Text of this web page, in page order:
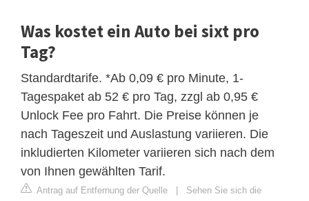
Was kostet ein Auto bei sixt pro
Tag?
Standardtarife. *Ab 0,09 € pro Minute, 1-
Tagespaket ab 52 € pro Tag, zzgl ab 0,95 €
Unlock Fee pro Fahrt. Die Preise können je
nach Tageszeit und Auslastung variieren. Die
inkludierten Kilometer variieren sich nach dem
von Ihnen gewählten Tarif.
Antrag auf Entfernung der Quelle Sehen Sie sich die